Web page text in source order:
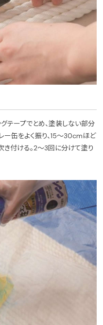
テープでとめ、塗装しない部分
ー缶をよく振り、15～30cmほど
き付ける。2～3回に分けて塗り